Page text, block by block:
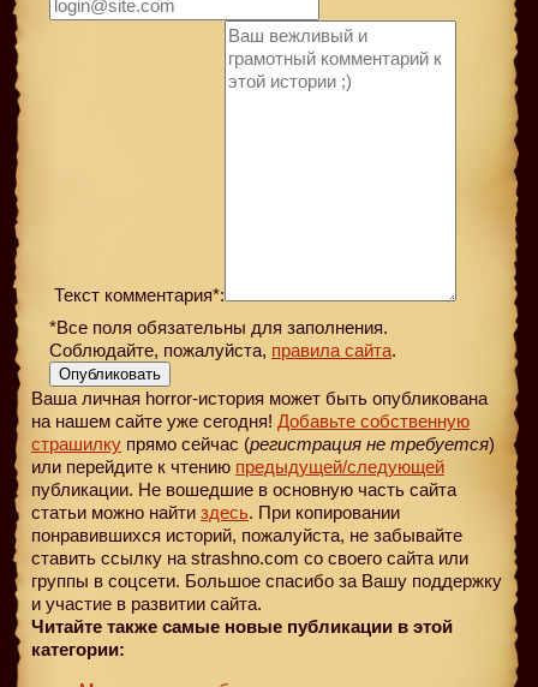
Текст комментария*:
*Все поля обязательны для заполнения.
Соблюдайте, пожалуйста, правила сайта.
Опубликовать
Ваша личная horror-история может быть опубликована
на нашем сайте уже сегодня! Добавьте собственную
страшилку прямо сейчас (регистрация не требуется)
или перейдите к чтению предыдущей/следующей
публикации. Не вошедшие в основную часть сайта
статьи можно найти здесь. При копировании
понравившихся историй, пожалуйста, не забывайте
ставить ссылку на strashno.com со своего сайта или
группы в соцсети. Большое спасибо за Вашу поддержку
и участие в развитии сайта.
Читайте также самые новые публикации в этой
категории: